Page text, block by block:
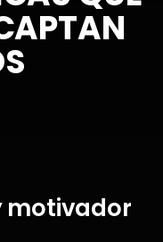
motivador